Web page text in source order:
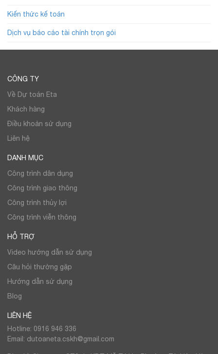
Kiến thức kế toán
Dịch vụ báo cáo tài chính trọn gói
CÔNG TY
Về Dự toán Eta
Khách hàng
Điều khoản sử dụng
Liên hệ
DANH MỤC
Công trình dân dụng
Công trình giao thông
Công trình thủy lợi
Công trình viễn thông
HỖ TRỢ
Video hướng dẫn sử dụng
Câu hỏi thường gặp
Hướng dẫn sử dụng
Blog
LIÊN HỆ
Hotline: 0916 946 336
Email: dutoaneta.cskh@gmail.com